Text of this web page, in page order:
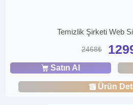
Temizlik Şirketi Web
2468₺
Satın Al
Ürün